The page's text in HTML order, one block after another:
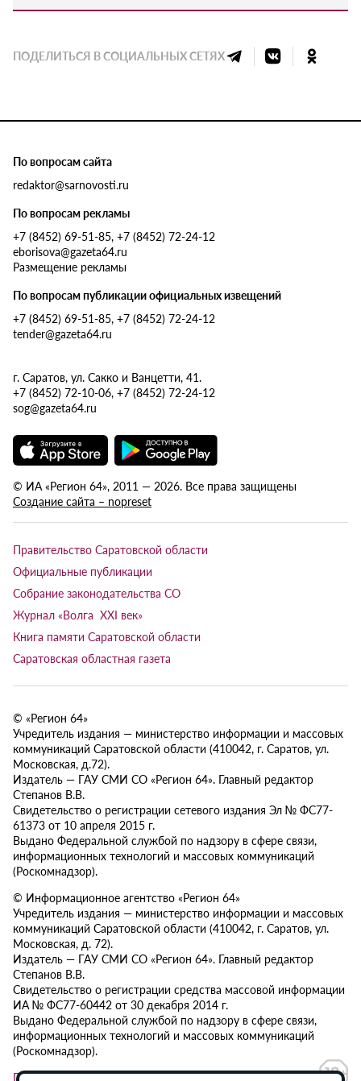
ПОДЕЛИТЬСЯ В СОЦИАЛЬНЫХ СЕТЯХ
По вопросам сайта
redaktor@sarnovosti.ru
По вопросам рекламы
+7 (8452) 69-51-85, +7 (8452) 72-24-12
eborisova@gazeta64.ru
Размещение рекламы
По вопросам публикации официальных извещений
+7 (8452) 69-51-85, +7 (8452) 72-24-12
tender@gazeta64.ru
г. Саратов, ул. Сакко и Ванцетти, 41.
+7 (8452) 72-10-06, +7 (8452) 72-24-12
sog@gazeta64.ru
© ИА «Регион 64», 2011 — 2026. Все права защищены
Создание сайта – nopreset
Правительство Саратовской области
Официальные публикации
Собрание законодательства СО
Журнал «Волга XXI век»
Книга памяти Саратовской области
Саратовская областная газета
© «Регион 64»
Учредитель издания — министерство информации и массовых
коммуникаций Саратовской области (410042, г. Саратов, ул.
Московская, д.72).
Издатель — ГАУ СМИ СО «Регион 64». Главный редактор
Степанов В.В.
Свидетельство о регистрации сетевого издания Эл № ФС77-
61373 от 10 апреля 2015 г.
Выдано Федеральной службой по надзору в сфере связи,
информационных технологий и массовых коммуникаций
(Роскомнадзор).
© Информационное агентство «Регион 64»
Учредитель издания — министерство информации и массовых
коммуникаций Саратовской области (410042, г. Саратов, ул.
Московская, д. 72).
Издатель — ГАУ СМИ СО «Регион 64». Главный редактор
Степанов В.В.
Свидетельство о регистрации средства массовой информации
ИА № ФС77-60442 от 30 декабря 2014 г.
Выдано Федеральной службой по надзору в сфере связи,
информационных технологий и массовых коммуникаций
(Роскомнадзор).
Политика в отношении обработки персональных данных